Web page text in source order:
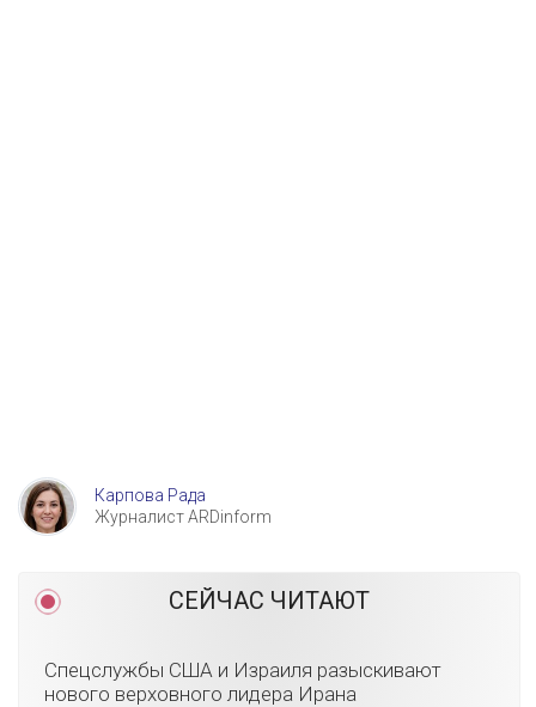
Карпова Рада
Журналист ARDinform
СЕЙЧАС ЧИТАЮТ
Спецслужбы США и Израиля разыскивают
нового верховного лидера Ирана